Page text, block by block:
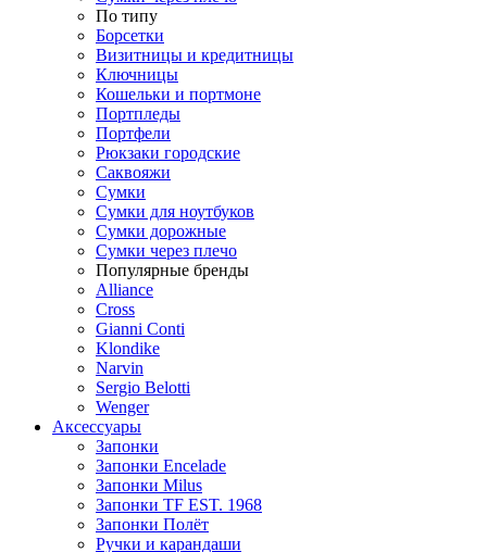
По типу
Борсетки
Визитницы и кредитницы
Ключницы
Кошельки и портмоне
Портпледы
Портфели
Рюкзаки городские
Саквояжи
Сумки
Сумки для ноутбуков
Сумки дорожные
Сумки через плечо
Популярные бренды
Alliance
Cross
Gianni Conti
Klondike
Narvin
Sergio Belotti
Wenger
Аксессуары
Запонки
Запонки Encelade
Запонки Milus
Запонки TF EST. 1968
Запонки Полёт
Ручки и карандаши